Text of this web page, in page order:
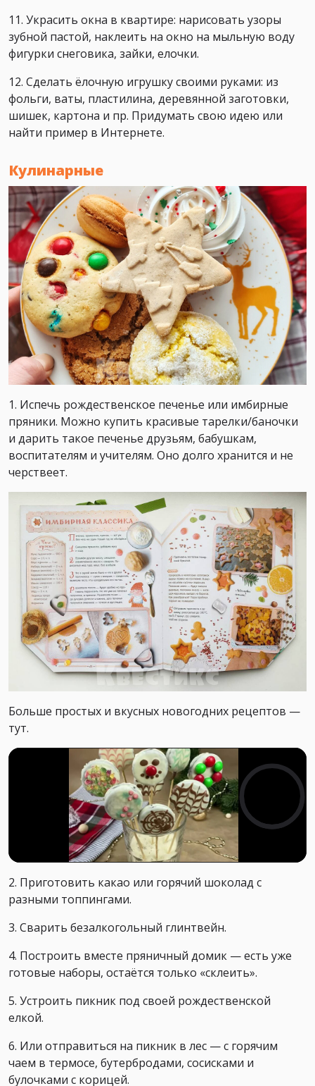
11. Украсить окна в квартире: нарисовать узоры
зубной пастой, наклеить на окно на мыльную воду
фигурки снеговика, зайки, елочки.
12. Сделать ёлочную игрушку своими руками: из
фольги, ваты, пластилина, деревянной заготовки,
шишек, картона и пр. Придумать свою идею или
найти пример в Интернете.
Кулинарные
1. Испечь рождественское печенье или имбирные
пряники. Можно купить красивые тарелки/баночки
и дарить такое печенье друзьям, бабушкам,
воспитателям и учителям. Оно долго хранится и не
черствеет.
Больше простых и вкусных новогодних рецептов —
тут.
2. Приготовить какао или горячий шоколад с
разными топпингами.
3. Сварить безалкогольный глинтвейн.
4. Построить вместе пряничный домик — есть уже
готовые наборы, остаётся только «склеить».
5. Устроить пикник под своей рождественской
елкой.
6. Или отправиться на пикник в лес — с горячим
чаем в термосе, бутербродами, сосисками и
булочками с корицей.